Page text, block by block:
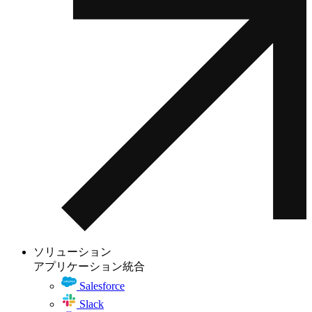
ソリューション
アプリケーション統合
Salesforce
Slack